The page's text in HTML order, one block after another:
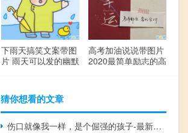
下雨天搞笑文案带图
片 雨天可以发的幽默
高考加油说说带图片
2020最简单励志的高
猜你想看的文章
伤口就像我一样，是个倔强的孩子-最新郭敬明经典语录